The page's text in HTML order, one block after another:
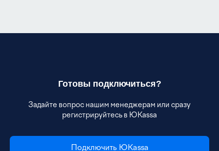
Готовы подключиться?
Задайте вопрос нашим менеджерам или сразу
регистрируйтесь в ЮKassa
Подключить ЮKassa